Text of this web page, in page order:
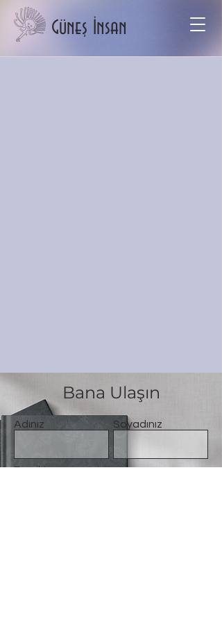
Güneş İnsan
Bana Ulaşın
Adınız Soyadınız
Email